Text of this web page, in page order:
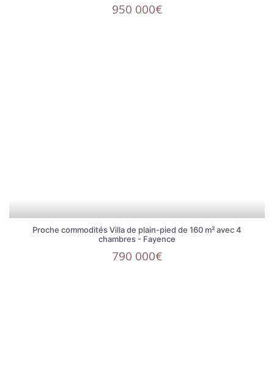
950 000€
Proche commodités Villa de plain-pied de 160 m² avec 4
chambres - Fayence
790 000€